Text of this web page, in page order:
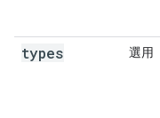
types 選用